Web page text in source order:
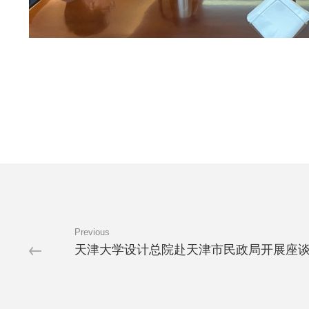
Previous
天津大学设计总院赴天津市民政局开展座